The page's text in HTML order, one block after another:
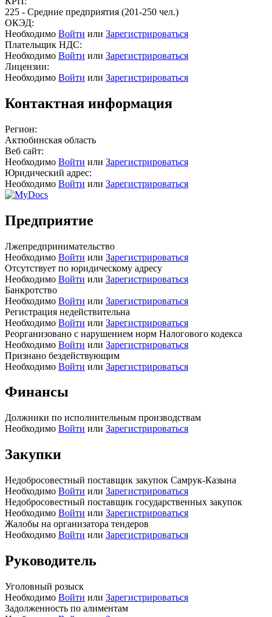
225 - Средние предприятия (201-250 чел.)
ОКЭД:
Необходимо Войти или Зарегистрироваться
Плательщик НДС:
Необходимо Войти или Зарегистрироваться
Лицензии:
Необходимо Войти или Зарегистрироваться
Контактная информация
Регион:
Актюбинская область
Веб сайт:
Необходимо Войти или Зарегистрироваться
Юридический адрес:
Необходимо Войти или Зарегистрироваться
Предприятие
Лжепредпринимательство
Необходимо Войти или Зарегистрироваться
Отсутствует по юридическому адресу
Необходимо Войти или Зарегистрироваться
Банкротство
Необходимо Войти или Зарегистрироваться
Регистрация недействительна
Необходимо Войти или Зарегистрироваться
Реорганизовано с нарушением норм Налогового кодекса
Необходимо Войти или Зарегистрироваться
Признано бездействующим
Необходимо Войти или Зарегистрироваться
Финансы
Должники по исполнительным производствам
Необходимо Войти или Зарегистрироваться
Закупки
Недобросовестный поставщик закупок Самрук-Казына
Необходимо Войти или Зарегистрироваться
Недобросовестный поставщик государственных закупок
Необходимо Войти или Зарегистрироваться
Жалобы на организатора тендеров
Необходимо Войти или Зарегистрироваться
Руководитель
Уголовный розыск
Необходимо Войти или Зарегистрироваться
Задолженность по алиментам